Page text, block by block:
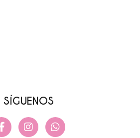
SÍGUENOS
F
a
I
n
W
h